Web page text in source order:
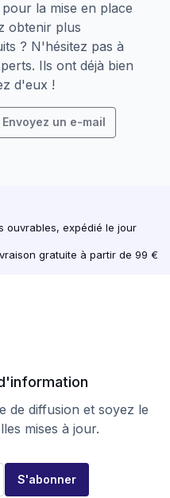
dans la liste ?
de vente
la mise en place
obtenir plus
? N'hésitez pas à
Ils ont déjà bien
d'eux !
Envoyez un e-mail
ouvrables, expédié le jour
gratuite à partir de 99 €
de diffusion et soyez le
mises à jour.
S'abonner